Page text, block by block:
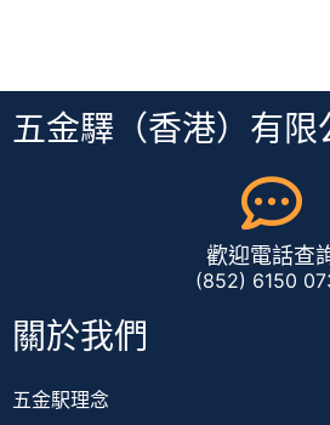
五金驛（香港）有限
歡迎電話查
(852) 6150
關於我們
五金駅理念